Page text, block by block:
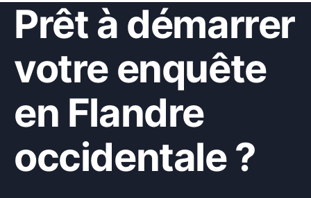
Prêt à démarrer
votre enquête
en Flandre
occidentale ?